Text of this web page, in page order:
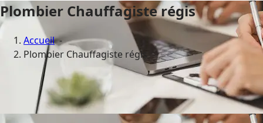
Plombier Chauffagiste régis
Accueil-
Plombier Chauffagiste régis